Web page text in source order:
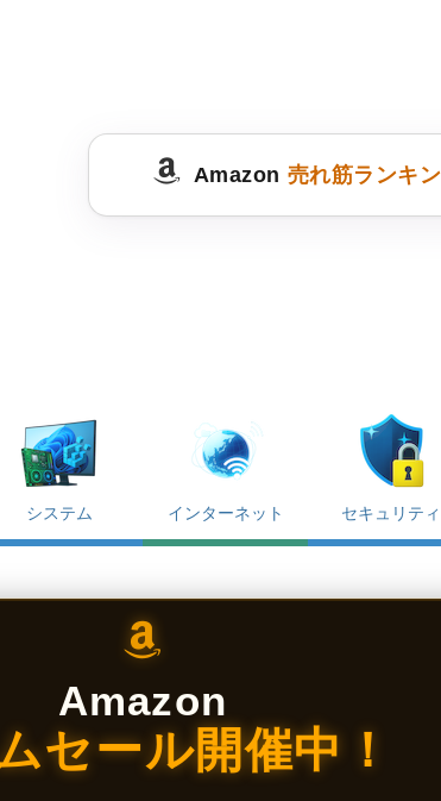
Amazon 売れ筋ランキ
システム インターネット セキュリティ
Amazon
セール開催中！